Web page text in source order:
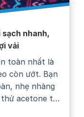
nhanh,
vải
toàn nhất là
còn ướt. Bạn
nhẹ nhàng
acetone tại